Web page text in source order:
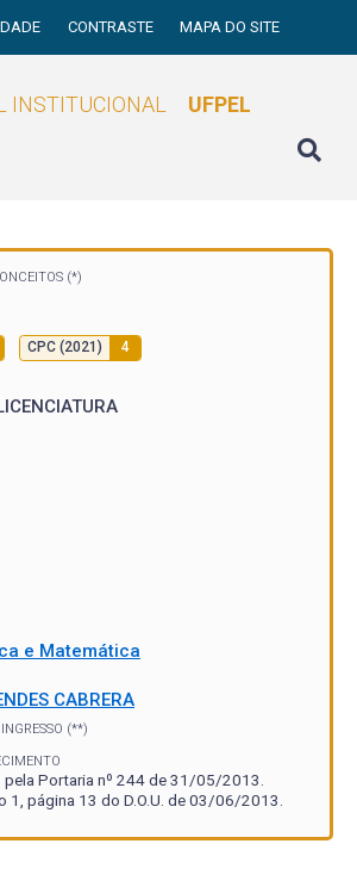
CONTRASTE MAPA DO SITE
INSTITUCIONAL UFPEL
(*)
CPC (2021) 4
e Matemática
CABRERA
(**)
pela Portaria nº 244 de 31/05/2013.
1, página 13 do D.O.U. de 03/06/2013.